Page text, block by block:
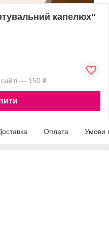
капелюх"
— 150 ₴
Оплата Умови